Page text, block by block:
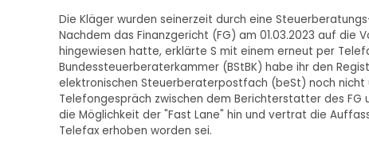
Die Kläger wurden seinerzeit durch eine
Nachdem das Finanzgericht (FG) am 01.03.2023 auf die
hingewiesen hatte, erklärte S mit einem erneut per
Bundessteuerberaterkammer (BStBK) habe ihr den
elektronischen Steuerberaterpostfach (beSt) noch nicht
Telefongespräch zwischen dem Berichterstatter des
die Möglichkeit der "Fast Lane" hin und vertrat die
Telefax erhoben worden sei.